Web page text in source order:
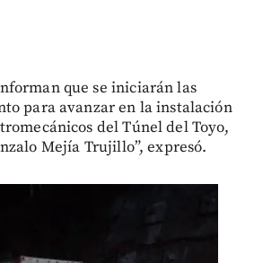
que se iniciarán las
para avanzar en la instalación
del Túnel del Toyo,
Mejía Trujillo”, expresó.